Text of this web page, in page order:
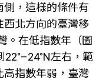
，這樣的條件有
北方向的臺灣移
。在低指數年（圖
左右，範
指數年弱，臺灣